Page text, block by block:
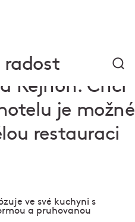
radost
Rejhon: Chci
je možné
restauraci